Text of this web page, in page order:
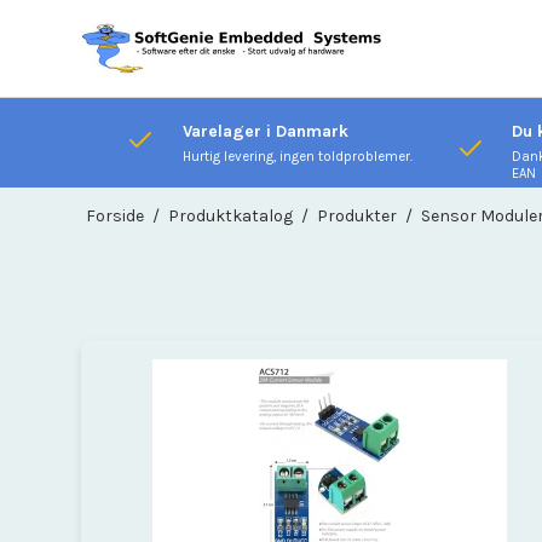
Varelager i Danmark
Hurtig levering, ingen toldproblemer.
Du
EAN
Forside / Produktkatalog / Produkter / Sensor